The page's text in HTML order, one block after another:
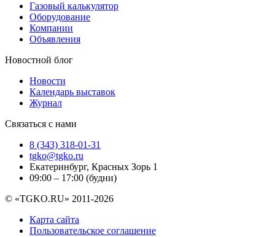
Газовый калькулятор
Оборудование
Компании
Объявления
Новостной блог
Новости
Календарь выставок
Журнал
Связаться с нами
8 (343) 318-01-31
tgko@tgko.ru
Екатеринбург, Красных Зорь 1
09:00 – 17:00 (будни)
© «TGKO.RU» 2011-2026
Карта сайта
Пользовательское соглашение